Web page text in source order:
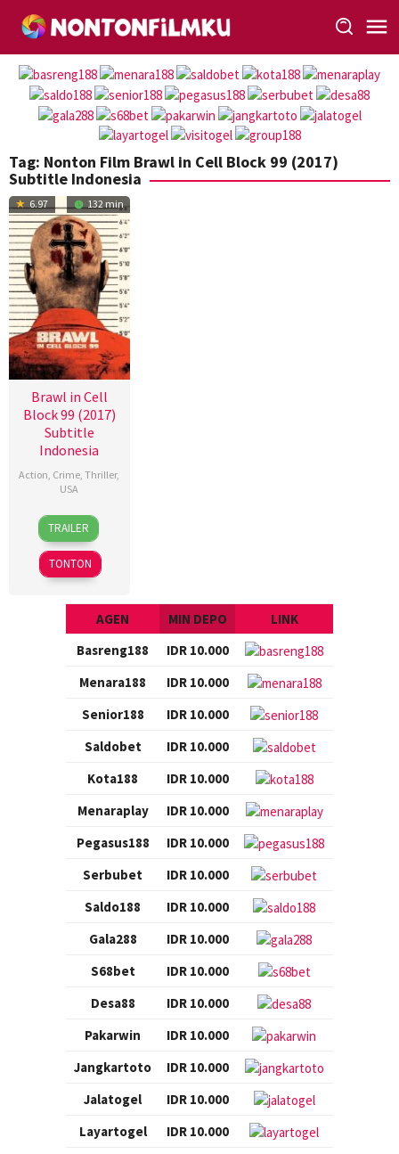
Tag: Nonton Film Brawl in Cell Block 99 (2017)
Subtitle Indonesia
6.97 132 min
Brawl in Cell
Block 99 (2017)
Subtitle
Indonesia
Action, Crime,Thriller,
USA
23
Sep
2017
Dave
Halls
TRAILER
TONTON
AGEN MIN DEPO
LINK
Basreng188
IDR 10.000
Menara188
IDR 10.000
Senior188
IDR 10.000
Saldobet
IDR 10.000
Kota188
IDR 10.000
Menaraplay
IDR 10.000
Pegasus188
IDR 10.000
Serbubet
IDR 10.000
Saldo188
IDR 10.000
Gala288
IDR 10.000
S68bet
IDR 10.000
Desa88
IDR 10.000
Pakarwin
IDR 10.000
Jangkartoto
IDR 10.000
Jalatogel
IDR 10.000
Layartogel
IDR 10.000